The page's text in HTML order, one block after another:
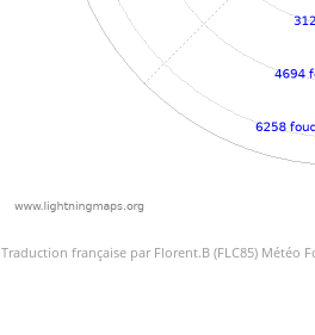
Traduction française par Florent.B (FLC85) Météo